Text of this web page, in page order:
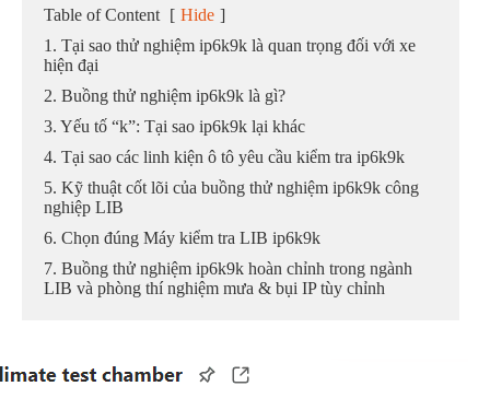
Table of Content [ Hide ]
1. Tại sao thử nghiệm ip6k9k là quan trọng đối với xe
hiện đại
2. Buồng thử nghiệm ip6k9k là gì?
3. Yếu tố “k”: Tại sao ip6k9k lại khác
4. Tại sao các linh kiện ô tô yêu cầu kiểm tra ip6k9k
5. Kỹ thuật cốt lõi của buồng thử nghiệm ip6k9k công
nghiệp LIB
6. Chọn đúng Máy kiểm tra LIB ip6k9k
7. Buồng thử nghiệm ip6k9k hoàn chỉnh trong ngành
LIB và phòng thí nghiệm mưa & bụi IP tùy chỉnh